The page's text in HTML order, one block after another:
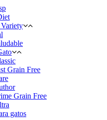
Grain Free
Grain Free
gatos